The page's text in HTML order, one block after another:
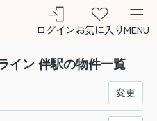
ログインお気に入りMENU
イン 伴駅の物件一覧
変更